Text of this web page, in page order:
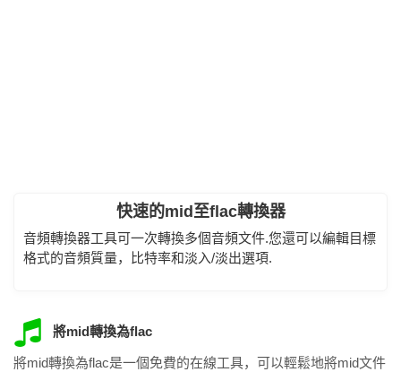
快速的mid至flac轉換器
音頻轉換器工具可一次轉換多個音頻文件.您還可以編輯目標
格式的音頻質量，比特率和淡入/淡出選項.
將mid轉換為flac
將mid轉換為flac是一個免費的在線工具，可以輕鬆地將mid文件